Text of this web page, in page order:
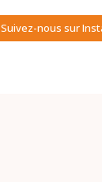
Suivez-nous sur